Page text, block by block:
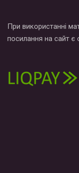
При використанні
посилання на сайт є